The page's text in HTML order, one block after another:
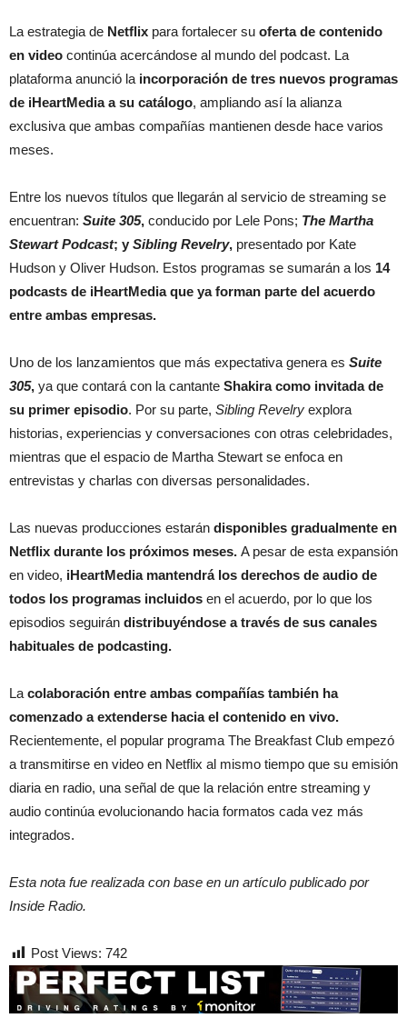
La estrategia de Netflix para fortalecer su oferta de contenido
en video continúa acercándose al mundo del podcast. La
plataforma anunció la incorporación de tres nuevos programas
de iHeartMedia a su catálogo, ampliando así la alianza
exclusiva que ambas compañías mantienen desde hace varios
meses.
Entre los nuevos títulos que llegarán al servicio de streaming se
encuentran: Suite 305, conducido por Lele Pons; The Martha
Stewart Podcast; y Sibling Revelry, presentado por Kate
Hudson y Oliver Hudson. Estos programas se sumarán a los 14
podcasts de iHeartMedia que ya forman parte del acuerdo
entre ambas empresas.
Uno de los lanzamientos que más expectativa genera es Suite
305, ya que contará con la cantante Shakira como invitada de
su primer episodio. Por su parte, Sibling Revelry explora
historias, experiencias y conversaciones con otras celebridades,
mientras que el espacio de Martha Stewart se enfoca en
entrevistas y charlas con diversas personalidades.
Las nuevas producciones estarán disponibles gradualmente en
Netflix durante los próximos meses. A pesar de esta expansión
en video, iHeartMedia mantendrá los derechos de audio de
todos los programas incluidos en el acuerdo, por lo que los
episodios seguirán distribuyéndose a través de sus canales
habituales de podcasting.
La colaboración entre ambas compañías también ha
comenzado a extenderse hacia el contenido en vivo.
Recientemente, el popular programa The Breakfast Club empezó
a transmitirse en video en Netflix al mismo tiempo que su emisión
diaria en radio, una señal de que la relación entre streaming y
audio continúa evolucionando hacia formatos cada vez más
integrados.
Esta nota fue realizada con base en un artículo publicado por
Inside Radio.
Post Views: 742